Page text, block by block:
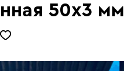
50х3 мм